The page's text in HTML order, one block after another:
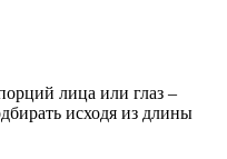
лица или глаз –
исходя из длины